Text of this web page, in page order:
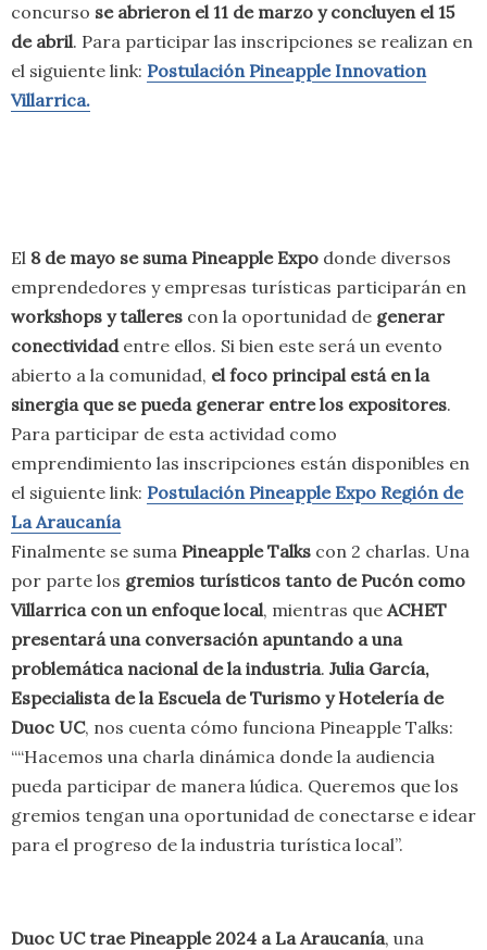
concurso se abrieron el 11 de marzo y concluyen el 15
de abril. Para participar las inscripciones se realizan en
el siguiente link: Postulación Pineapple Innovation
Villarrica.
El 8 de mayo se suma Pineapple Expo donde diversos
emprendedores y empresas turísticas participarán en
workshops y talleres con la oportunidad de generar
conectividadentre ellos. Si bien este será un evento
abierto a la comunidad, el foco principal está en la
sinergia que se pueda generar entre los expositores.
Para participar de esta actividad como
emprendimiento las inscripciones están disponibles en
el siguiente link: Postulación Pineapple Expo Región de
La Araucanía
Finalmente se suma Pineapple Talks con 2 charlas. Una
por parte los gremios turísticos tanto de Pucón como
Villarrica con un enfoque local, mientras que ACHET
presentará una conversación apuntando a una
problemática nacional de la industria. Julia García,
Especialista de la Escuela de Turismo y Hotelería de
Duoc UC, nos cuenta cómo funciona Pineapple Talks:
““Hacemos una charla dinámica donde la audiencia
pueda participar de manera lúdica. Queremos que los
gremios tengan una oportunidad de conectarse e idear
para el progreso de la industria turística local”.
Duoc UC trae Pineapple 2024 a La Araucanía, una